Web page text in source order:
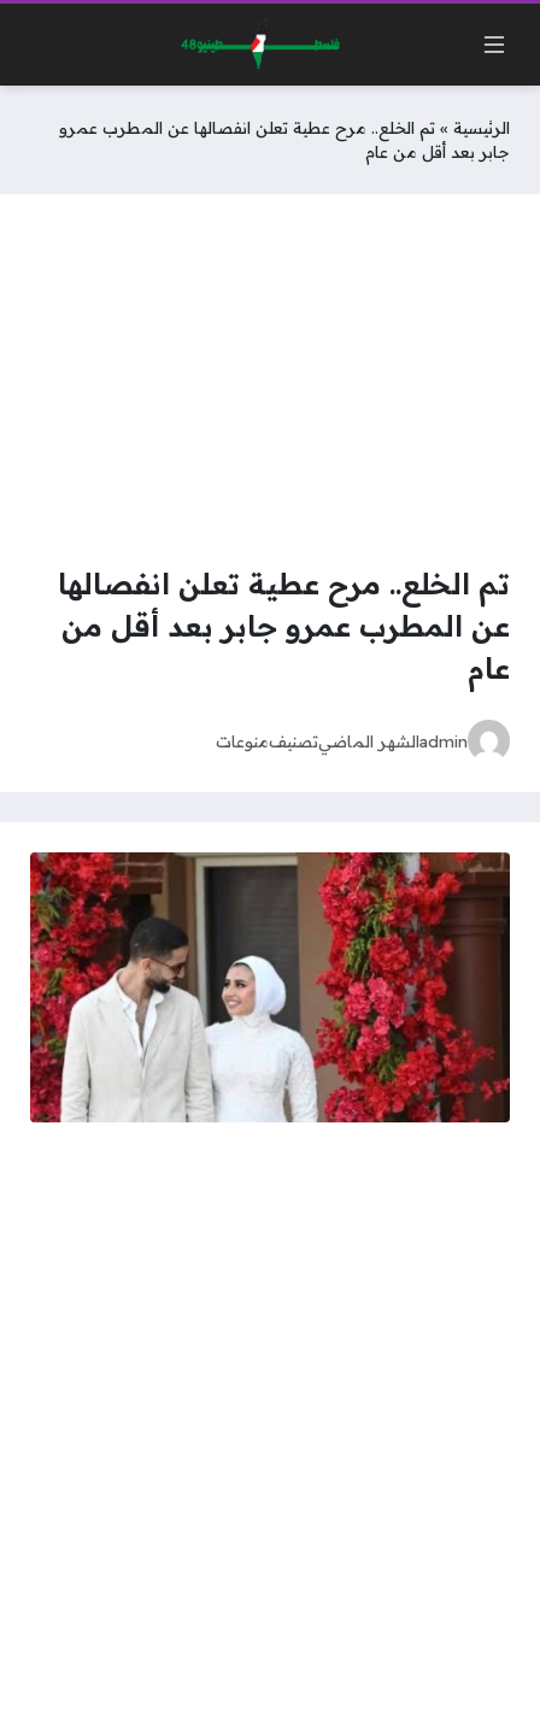
الرئيسية » تم الخلع.. مرح عطية تعلن انفصالها عن المطرب عمرو
جابر بعد أقل من عام
تم الخلع.. مرح عطية تعلن انفصالها
عن المطرب عمرو جابر بعد أقل من
عام
adminالشهر الماضيتصنيفمنوعات